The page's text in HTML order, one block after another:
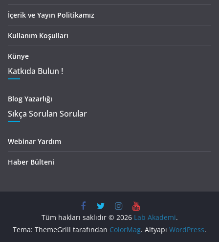
İçerik ve Yayın Politikamız
Kullanım Koşulları
Künye
Katkıda Bulun !
Blog Yazarlığı
Sıkça Sorulan Sorular
Webinar Yardım
Haber Bülteni
Tüm hakları saklıdır © 2026 Lab Akademi.
Tema: ThemeGrill tarafından ColorMag. Altyapı WordPress.